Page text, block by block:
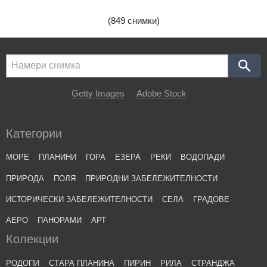
(849 снимки)
Getty Images Adobe Stock
Категории
МОРЕ ПЛАНИНИ ГОРА ЕЗЕРА РЕКИ ВОДОПАДИ
ПРИРОДА ПОЛЯ ПРИРОДНИ ЗАБЕЛЕЖИТЕЛНОСТИ
ИСТОРИЧЕСКИ ЗАБЕЛЕЖИТЕЛНОСТИ СЕЛА ГРАДОВЕ
АЕРО ПАНОРАМИ АРТ
Колекции
РОДОПИ СТАРА ПЛАНИНА ПИРИН РИЛА СТРАНДЖА